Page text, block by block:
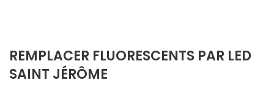
REMPLACER FLUORESCENTS PAR LED
SAINT JÉRÔME